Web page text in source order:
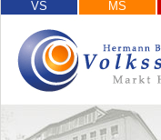
VS MS